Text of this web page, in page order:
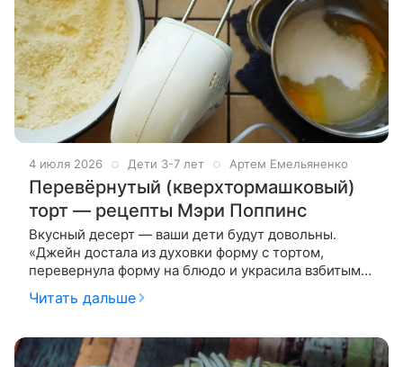
4 июля 2026 Дети 3-7 лет Артем Емельяненко
Перевёрнутый (кверхтормашковый)
торт — рецепты Мэри Поппинс
Вкусный десерт — ваши дети будут довольны.
«Джейн достала из духовки форму с тортом,
перевернула форму на блюдо и украсила взбитым
кремом. — Замечательно! — воскликнула Мэри
Поппинс. — Мы больше никогда не
Читать дальше